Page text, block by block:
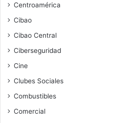
Centroamérica
Cibao
Cibao Central
Ciberseguridad
Cine
Clubes Sociales
Combustibles
Comercial